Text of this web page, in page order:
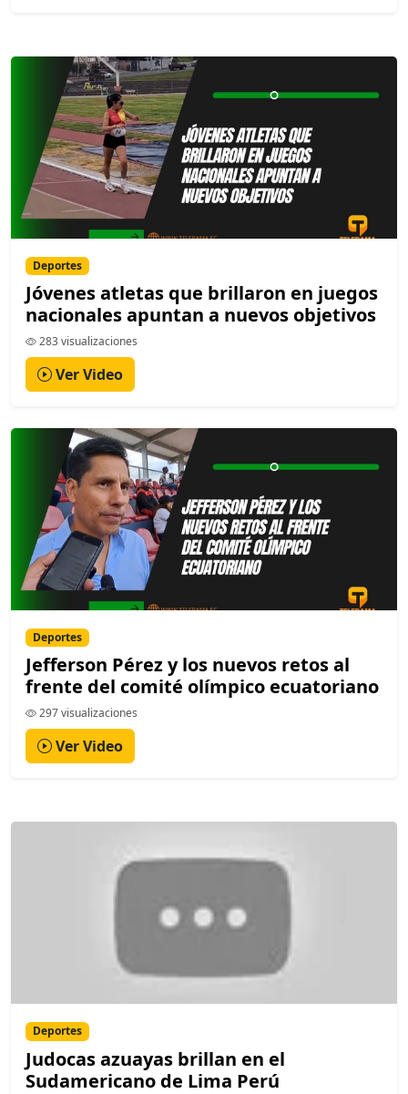
Deportes
Jóvenes atletas que brillaron en juegos
nacionales apuntan a nuevos objetivos
283 visualizaciones
Ver Video
Deportes
Jefferson Pérez y los nuevos retos al
frente del comité olímpico ecuatoriano
297 visualizaciones
Ver Video
Deportes
Judocas azuayas brillan en el
Sudamericano de Lima Perú